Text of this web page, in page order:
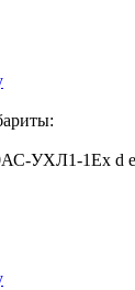
УХЛ1-1Ex d e